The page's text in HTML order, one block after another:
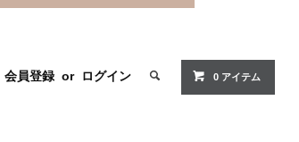
会員登録 or ログイン 0 アイテム